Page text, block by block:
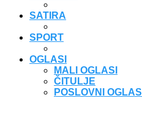
SATIRA
SPORT
OGLASI
MALI OGLASI
ČITULJE
POSLOVNI OGLASI